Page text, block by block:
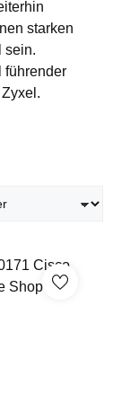
starken
sein.
führender